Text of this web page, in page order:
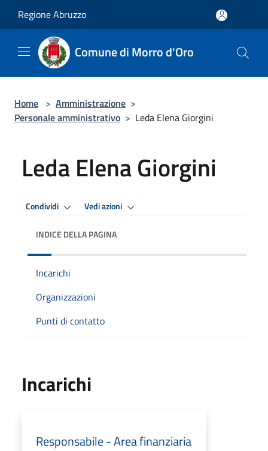
Regione Abruzzo
Comune di Morro d'Oro
Home > Amministrazione >
Personale amministrativo > Leda Elena Giorgini
Leda Elena Giorgini
Condividi Vedi azioni
INDICE DELLA PAGINA
Incarichi
Organizzazioni
Punti di contatto
Incarichi
Responsabile - Area finanziaria